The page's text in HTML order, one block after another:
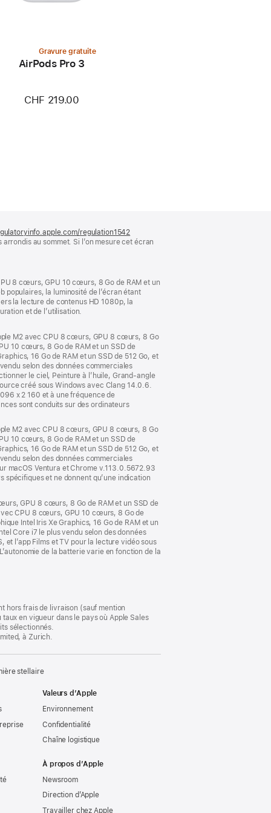
Gravure gratuite
AirPods Pro 3
CHF 219.00
regulation1542
dans
au sommet. Si l’on mesure cet écran
8 cœurs, GPU 10 cœurs, 8 Go de RAM et un
populaires, la luminosité de l’écran étant
la lecture de contenus HD 1080p, la
et de l’utilisation.
M2 avec CPU 8 cœurs, GPU 8 cœurs, 8 Go
10 cœurs, 8 Go de RAM et un SSD de
16 Go de RAM et un SSD de 512 Go, et
selon des données commerciales
le ciel, Peinture à l’huile, Grand-angle
créé sous Windows avec Clang 14.0.6.
x 2 160 et à une fréquence de
sont conduits sur des ordinateurs
M2 avec CPU 8 cœurs, GPU 8 cœurs, 8 Go
10 cœurs, 8 Go de RAM et un SSD de
16 Go de RAM et un SSD de 512 Go, et
selon des données commerciales
macOS Ventura et Chrome v.113.0.5672.93
spécifiques et ne donnent qu’une indication
GPU 8 cœurs, 8 Go de RAM et un SSD de
CPU 8 cœurs, GPU 10 cœurs, 8 Go de
Intel Iris Xe Graphics, 16 Go de RAM et un
Core i7 le plus vendu selon des données
et l’app Films et TV pour la lecture vidéo sous
de la batterie varie en fonction de la
hors frais de livraison (sauf mention
en vigueur dans le pays où Apple Sales
sélectionnés.
à Zurich.
stellaire
Valeurs d’Apple
Environnement
Confidentialité
Chaîne logistique
À propos d’Apple
Newsroom
Direction d’Apple
Travailler chez Apple